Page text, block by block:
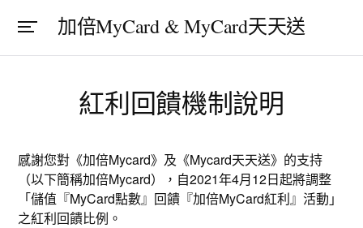
加倍MyCard & MyCard天天送
紅利回饋機制說明
感謝您對《加倍Mycard》及《Mycard天天送》的支持
（以下簡稱加倍Mycard），自2021年4月12日起將調整
「儲值『MyCard點數』回饋『加倍MyCard紅利』活動」
之紅利回饋比例。